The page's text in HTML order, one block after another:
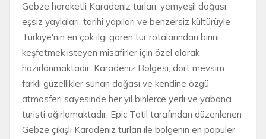
Gebze hareketli Karadeniz turları, yemyeşil doğası,
eşsiz yaylaları, tarihi yapıları ve benzersiz kültürüyle
Türkiye'nin en çok ilgi gören tur rotalarından birini
keşfetmek isteyen misafirler için özel olarak
hazırlanmaktadır. Karadeniz Bölgesi, dört mevsim
farklı güzellikler sunan doğası ve kendine özgü
atmosferi sayesinde her yıl binlerce yerli ve yabancı
turisti ağırlamaktadır. Epic Tatil tarafından düzenlenen
Gebze çıkışlı Karadeniz turları ile bölgenin en popüler